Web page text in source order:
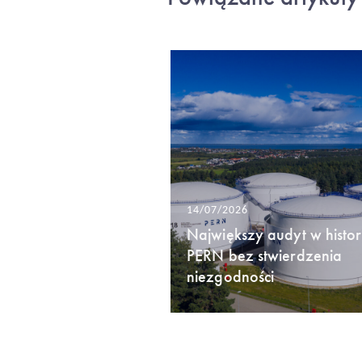
14/07/2026
Największy audyt w
PERN bez stwierdzenia
niezgodności